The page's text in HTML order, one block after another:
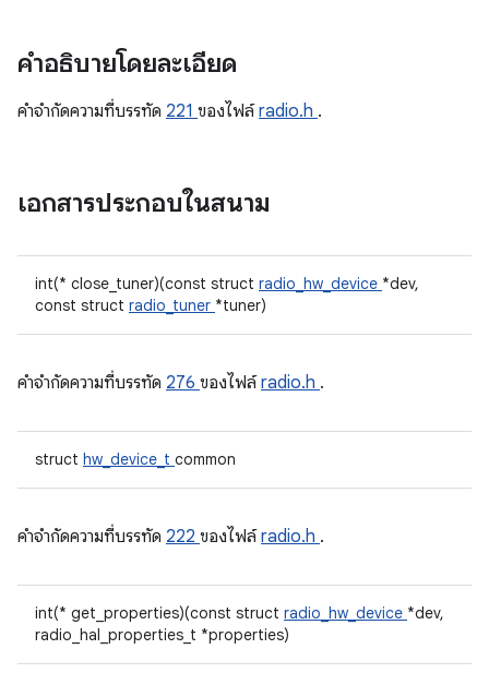
คำอธิบายโดยละเอียด
คําจํากัดความที่บรรทัด 221 ของไฟล์radio.h .
เอกสารประกอบในสนาม
int(* close_tuner)(const struct radio_hw_device *dev,
const struct radio_tuner *tuner)
คําจํากัดความที่บรรทัด 276 ของไฟล์radio.h .
struct hw_device_t common
คําจํากัดความที่บรรทัด 222 ของไฟล์radio.h .
int(* get_properties)(const struct radio_hw_device *dev,
radio_hal_properties_t *properties)